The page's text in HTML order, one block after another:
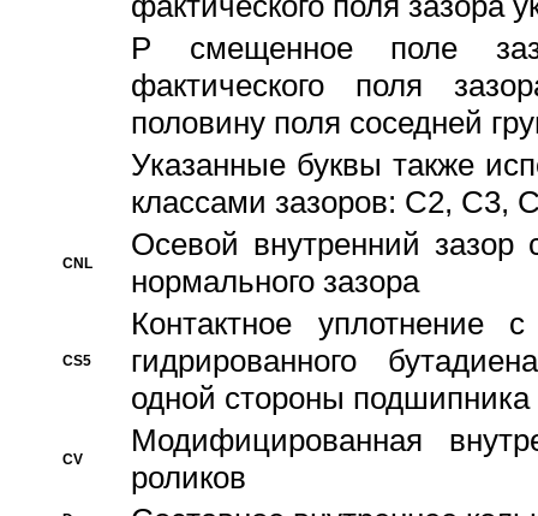
P смещенное поле
фактического поля
половину поля соседней
Указанные буквы также
классами зазоров: С2,
CNL
Осевой внутренний зазор
нормального зазора
CS5
Контактное уплотнение
гидрированного
одной стороны подшипника
CV
Модифицированная
роликов